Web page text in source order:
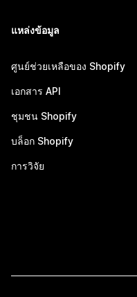
แหล่งข้อมูล
ศูนย์ช่วยเหลือของ Shopify
เอกสาร API
ชุมชน Shopify
บล็อก Shopify
การวิจัย